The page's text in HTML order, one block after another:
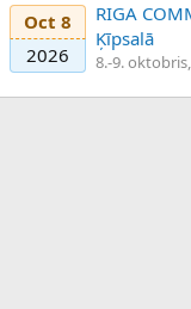
Oct 8
2026
RIGA
Ķīpsalā
8.-9.